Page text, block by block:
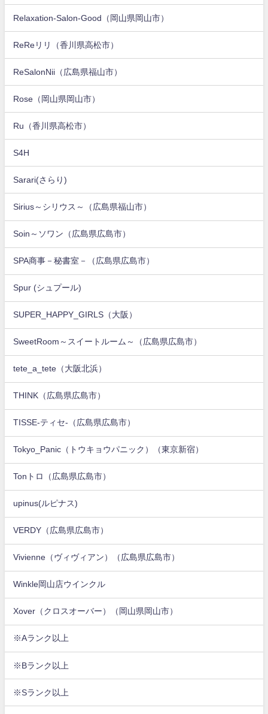
Relaxation-Salon-Good（岡山県岡山市）
ReReリリ（香川県高松市）
ReSalonNii（広島県福山市）
Rose（岡山県岡山市）
Ru（香川県高松市）
S4H
Sarari(さらり)
Sirius～シリウス～（広島県福山市）
Soin～ソワン（広島県広島市）
SPA商事－秘書室－（広島県広島市）
Spur (シュプール)
SUPER_HAPPY_GIRLS（大阪）
SweetRoom～スイートルーム～（広島県広島市）
tete_a_tete（大阪北浜）
THINK（広島県広島市）
TISSE-ティセ-（広島県広島市）
Tokyo_Panic（トウキョウパニック）（東京新宿）
Tonトロ（広島県広島市）
upinus(ルピナス)
VERDY（広島県広島市）
Vivienne（ヴィヴィアン）（広島県広島市）
Winkle岡山店ウインクル
Xover（クロスオーバー）（岡山県岡山市）
※Aランク以上
※Bランク以上
※Sランク以上